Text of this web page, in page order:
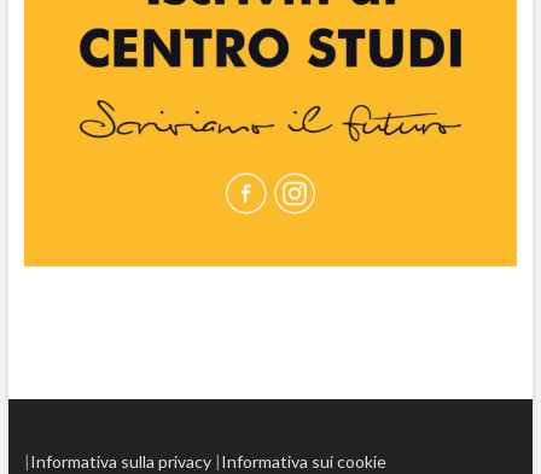
|Informativa sulla privacy|Informativa sui cookie